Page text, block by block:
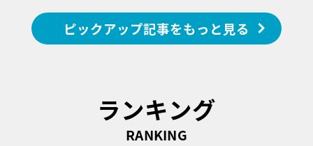
ピックアップ記事をもっと見る
ランキング
RANKING